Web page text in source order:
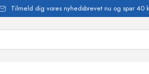
Tilmeld dig vores nyhedsbrevet nu og spar 40